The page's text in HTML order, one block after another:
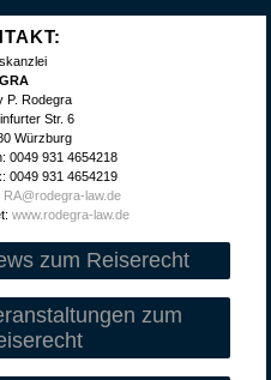
P. Rodegra
Str. 6
Würzburg
0049 931 4654218
0049 931 4654219
RA@rodegra-law.de
www.rodegra-law.de
zum Reiserecht
zum